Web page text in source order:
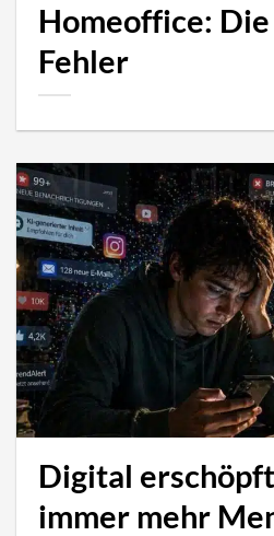
Homeoffice:
Fehler
Digital
immer mehr